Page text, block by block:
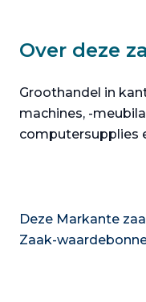
Over deze
Groothandel in
machines, -
computersupplies
Deze Markante
Zaak-